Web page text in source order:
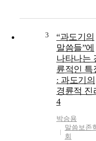
3
“과도기의
말씀들”에
나타나는
륜적인 특
: 과도기의
경륜적 진
4
박승용
말씀보존
회